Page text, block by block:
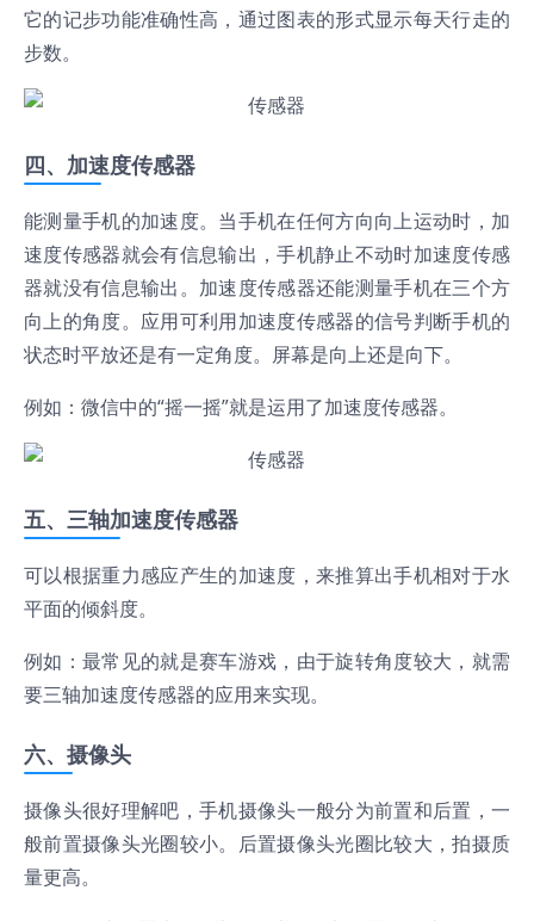
它的记步功能准确性高，通过图表的形式显示每天行走的
步数。
四、加速度传感器
能测量手机的加速度。当手机在任何方向向上运动时，加
速度传感器就会有信息输出，手机静止不动时加速度传感
器就没有信息输出。加速度传感器还能测量手机在三个方
向上的角度。应用可利用加速度传感器的信号判断手机的
状态时平放还是有一定角度。屏幕是向上还是向下。
例如：微信中的“摇一摇”就是运用了加速度传感器。
五、三轴加速度传感器
可以根据重力感应产生的加速度，来推算出手机相对于水
平面的倾斜度。
例如：最常见的就是赛车游戏，由于旋转角度较大，就需
要三轴加速度传感器的应用来实现。
六、摄像头
摄像头很好理解吧，手机摄像头一般分为前置和后置，一
般前置摄像头光圈较小。后置摄像头光圈比较大，拍摄质
量更高。